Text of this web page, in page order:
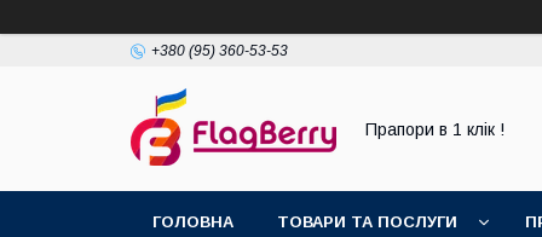
+380 (95) 360-53-53
Прапори в 1 клік !
ГОЛОВНА ТОВАРИ ТА ПОСЛУГИ